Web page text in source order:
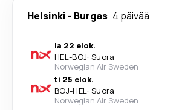
Helsinki - Burgas 4 päivää
la 22 elok.
HEL-BOJ· Suora
Norwegian Air Sweden
ti 25 elok.
BOJ-HEL· Suora
Norwegian Air Sweden